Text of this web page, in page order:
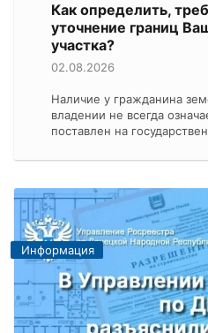
Как определить,
уточнение границ
участка?
02.08.2026
Наличие у гражданина
владении не всегда
поставлен на
Информация